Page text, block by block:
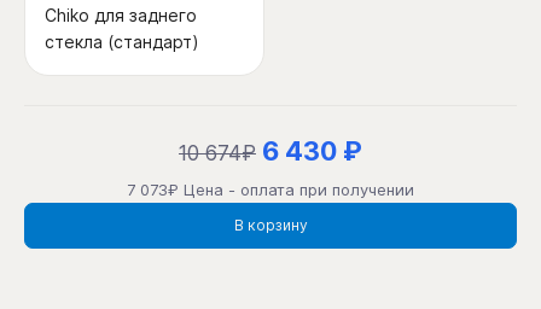
Chiko для заднего
стекла (стандарт)
10 674₽ 6 430 ₽
7 073₽ Цена - оплата при получении
В корзину